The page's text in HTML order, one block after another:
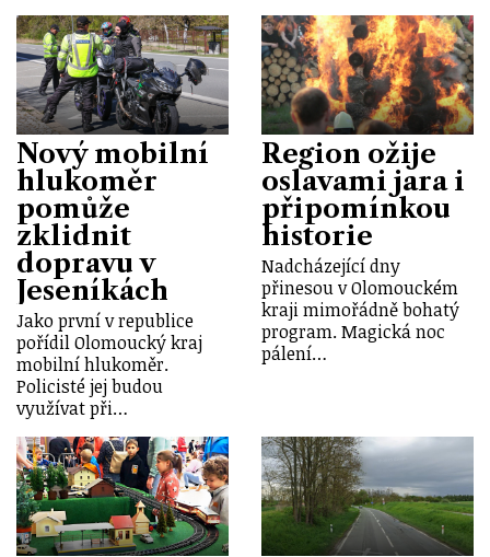
Nový mobilní
hlukoměr
pomůže
zklidnit
dopravu v
Jeseníkách
Jako první v republice
pořídil Olomoucký kraj
mobilní hlukoměr.
Policisté jej budou
využívat při…
Region ožije
oslavami jara i
připomínkou
historie
Nadcházející dny
přinesou v Olomouckém
kraji mimořádně bohatý
program. Magická noc
pálení…